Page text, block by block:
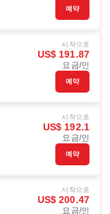
예약
시작으로
US$ 191.87
요금/인
예약
시작으로
US$ 192.1
요금/인
예약
시작으로
US$ 200.47
요금/인